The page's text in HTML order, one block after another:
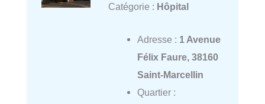
Catégorie : Hôpital
Adresse : 1 Avenue
Félix Faure, 38160
Saint-Marcellin
Quartier :